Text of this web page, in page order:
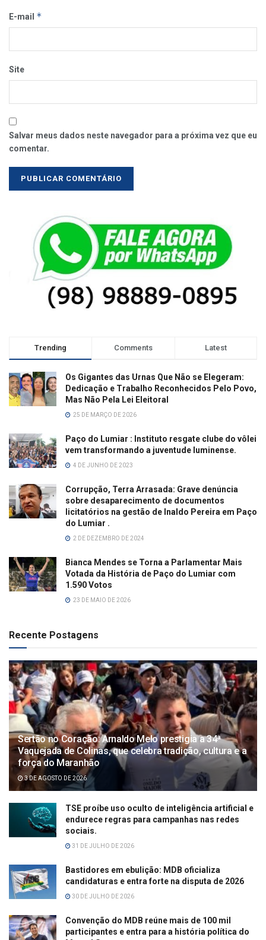
E-mail *
Site
Salvar meus dados neste navegador para a próxima vez que eu
comentar.
Trending Comments Latest
Os Gigantes das Urnas Que Não se Elegeram:
Dedicação e Trabalho Reconhecidos Pelo Povo,
Mas Não Pela Lei Eleitoral
25 DE MARÇO DE 2026
Paço do Lumiar : Instituto resgate clube do vôlei
vem transformando a juventude luminense.
4 DE JUNHO DE 2023
Corrupção, Terra Arrasada: Grave denúncia
sobre desaparecimento de documentos
licitatórios na gestão de Inaldo Pereira em Paço
do Lumiar .
2 DE DEZEMBRO DE 2024
Bianca Mendes se Torna a Parlamentar Mais
Votada da História de Paço do Lumiar com
1.590 Votos
23 DE MAIO DE 2026
Recente Postagens
Sertão no Coração: Arnaldo Melo prestigia a 34ª
Vaquejada de Colinas, que celebra tradição, cultura e a
força do Maranhão
3 DE AGOSTO DE 2026
TSE proíbe uso oculto de inteligência artificial e
endurece regras para campanhas nas redes
sociais.
31 DE JULHO DE 2026
Bastidores em ebulição: MDB oficializa
candidaturas e entra forte na disputa de 2026
30 DE JULHO DE 2026
Convenção do MDB reúne mais de 100 mil
participantes e entra para a história política do